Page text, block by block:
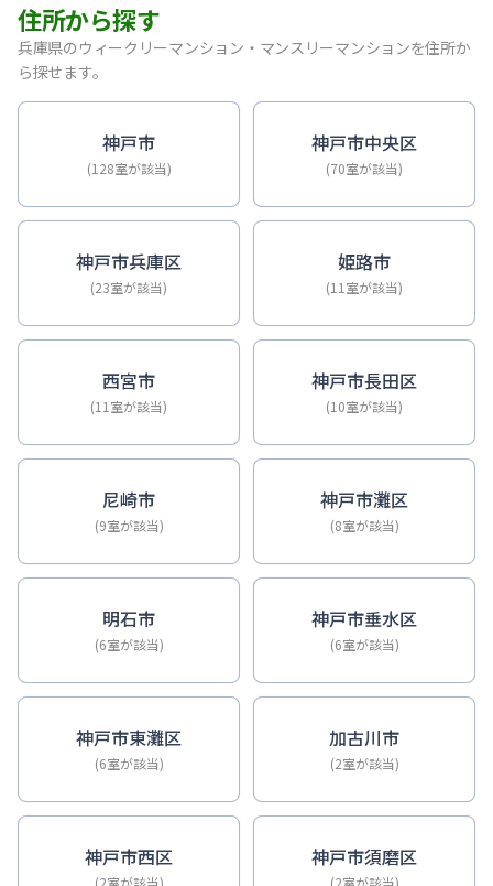
【三宮・花時計前】SステイEL神戸三宮磯上通｜禁煙ルー
【神戸・三宮】Sステイ神戸三宮ジアコスモ｜禁煙ルーム
【神戸・三宮】Sステイ三宮ソレイユ｜Wi-Fi無料・禁煙・
【三宮・花時計前】Sステイ三宮駅前ルシール｜禁煙ルー
【神戸・三宮】Sステイ三宮駅前７｜禁煙ルーム・Wi-Fiレ
【三宮・貿易センター】Sステイ三宮貿易センター前2｜
住所から探す
兵庫県のウィークリーマンション・マンスリーマンションを住所か
ら探せます。
神戸市
(128室が該当)
神戸市中央区
(70室が該当)
神戸市兵庫区
(23室が該当)
姫路市
(11室が該当)
西宮市
(11室が該当)
神戸市長田区
(10室が該当)
尼崎市
(9室が該当)
神戸市灘区
(8室が該当)
明石市
(6室が該当)
神戸市垂水区
(6室が該当)
神戸市東灘区
(6室が該当)
加古川市
(2室が該当)
神戸市西区
(2室が該当)
神戸市須磨区
(2室が該当)